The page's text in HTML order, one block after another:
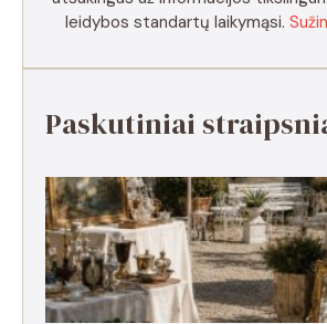
leidybos standartų laikymąsi.
Paskutiniai